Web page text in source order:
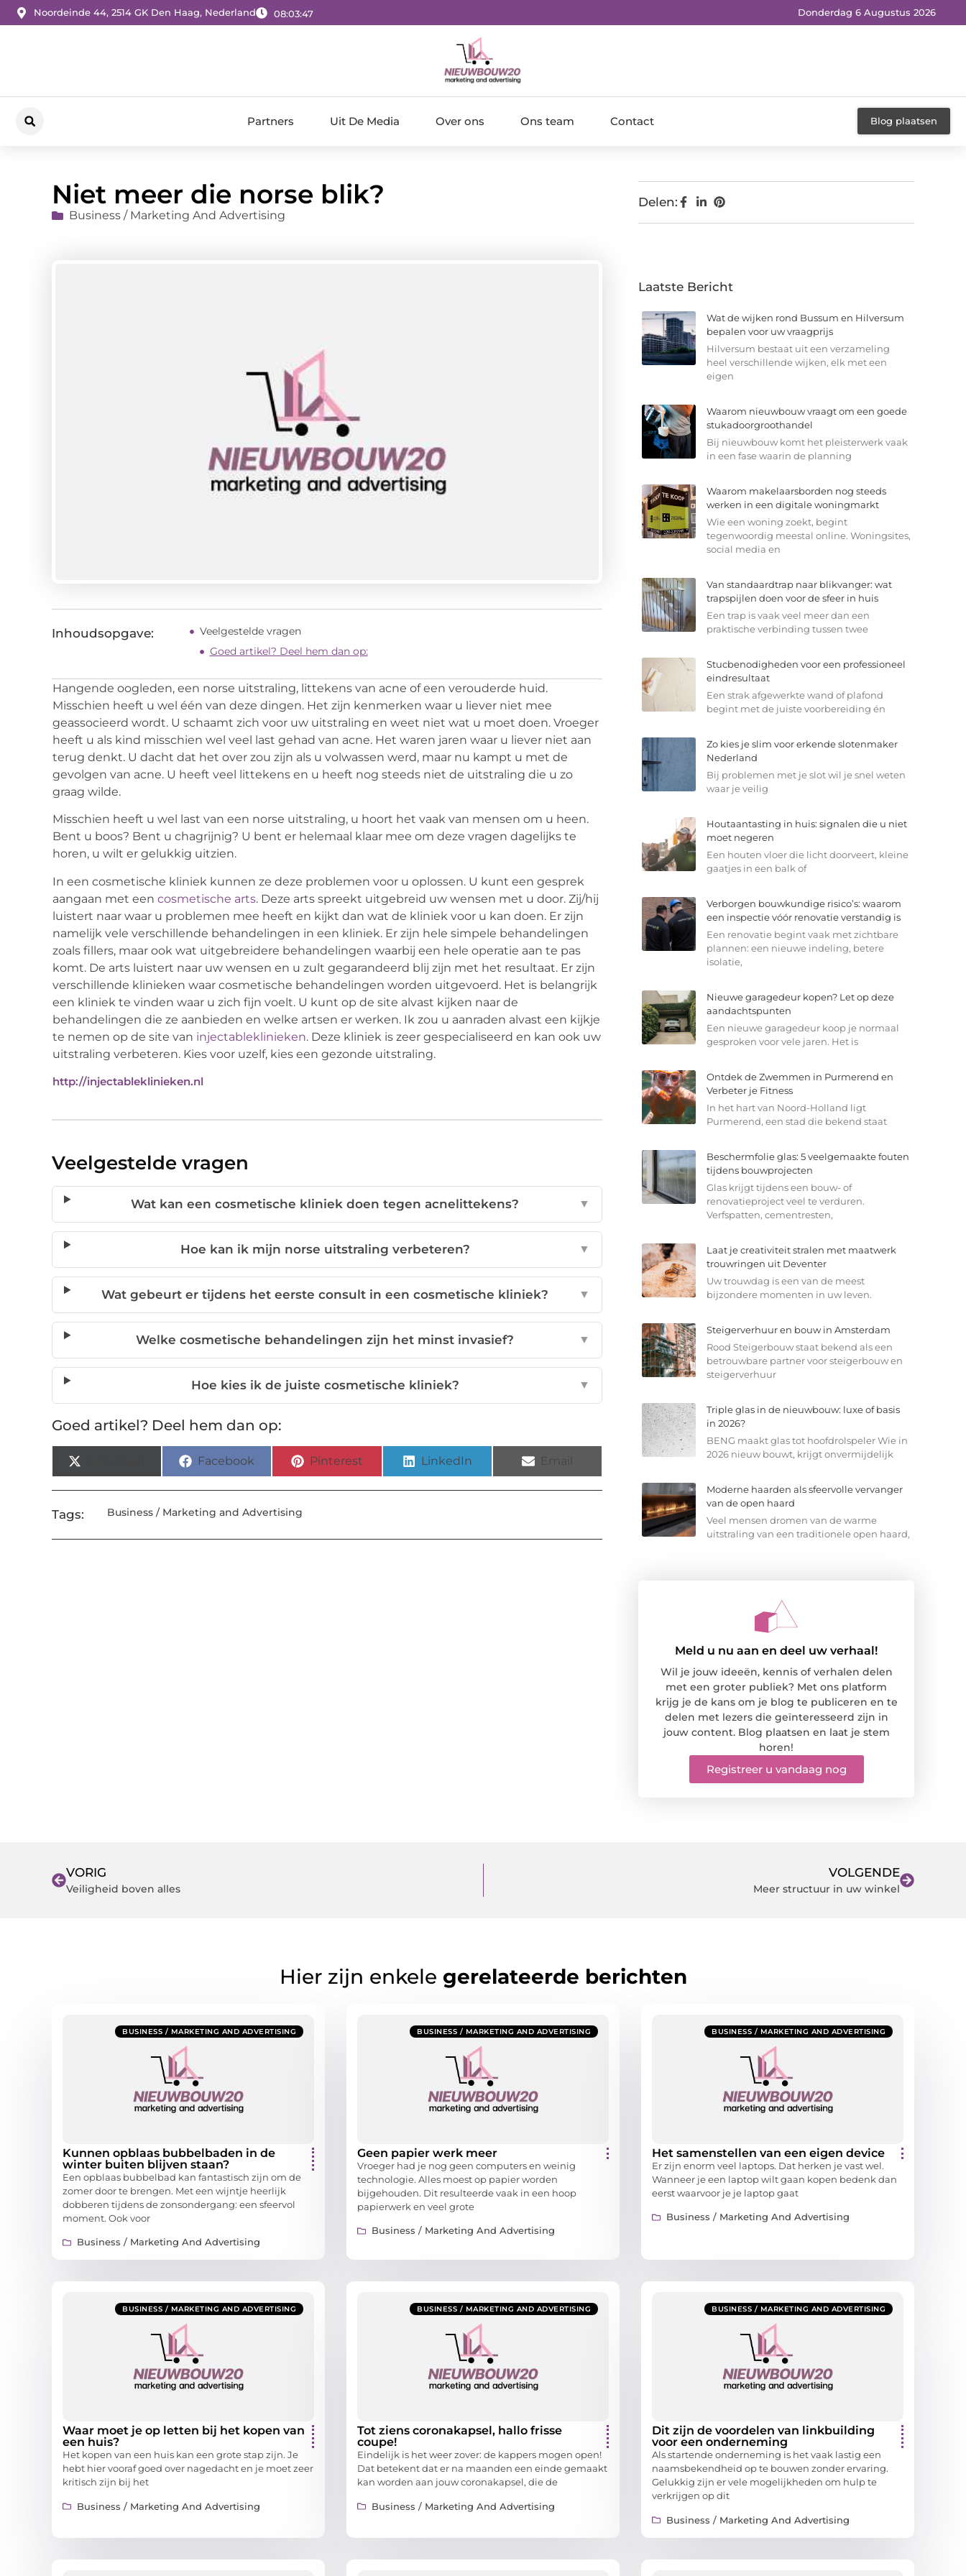
Noordeinde 44, 2514 GK Den Haag, Nederland 08:03:48 Donderdag 6 Augustus 2026
Partners Uit De Media Over ons Ons team Contact Blog plaatsen
Niet meer die norse blik?
Business / Marketing And Advertising
Inhoudsopgave:
Veelgestelde vragen
Goed artikel? Deel hem dan op:
Hangende oogleden, een norse uitstraling, littekens van acne of een verouderde huid.
Misschien heeft u wel één van deze dingen. Het zijn kenmerken waar u liever niet mee
geassocieerd wordt. U schaamt zich voor uw uitstraling en weet niet wat u moet doen. Vroeger
heeft u als kind misschien wel veel last gehad van acne. Het waren jaren waar u liever niet aan
terug denkt. U dacht dat het over zou zijn als u volwassen werd, maar nu kampt u met de
gevolgen van acne. U heeft veel littekens en u heeft nog steeds niet de uitstraling die u zo
graag wilde.
Misschien heeft u wel last van een norse uitstraling, u hoort het vaak van mensen om u heen.
Bent u boos? Bent u chagrijnig? U bent er helemaal klaar mee om deze vragen dagelijks te
horen, u wilt er gelukkig uitzien.
In een cosmetische kliniek kunnen ze deze problemen voor u oplossen. U kunt een gesprek
aangaan met een cosmetische arts. Deze arts spreekt uitgebreid uw wensen met u door. Zij/hij
luistert naar waar u problemen mee heeft en kijkt dan wat de kliniek voor u kan doen. Er zijn
namelijk vele verschillende behandelingen in een kliniek. Er zijn hele simpele behandelingen
zoals fillers, maar ook wat uitgebreidere behandelingen waarbij een hele operatie aan te pas
komt. De arts luistert naar uw wensen en u zult gegarandeerd blij zijn met het resultaat. Er zijn
verschillende klinieken waar cosmetische behandelingen worden uitgevoerd. Het is belangrijk
een kliniek te vinden waar u zich fijn voelt. U kunt op de site alvast kijken naar de
behandelingen die ze aanbieden en welke artsen er werken. Ik zou u aanraden alvast een kijkje
te nemen op de site van injectableklinieken. Deze kliniek is zeer gespecialiseerd en kan ook uw
uitstraling verbeteren. Kies voor uzelf, kies een gezonde uitstraling.
http://injectableklinieken.nl
Veelgestelde vragen
Wat kan een cosmetische kliniek doen tegen acnelittekens? ▼
Hoe kan ik mijn norse uitstraling verbeteren? ▼
Wat gebeurt er tijdens het eerste consult in een cosmetische kliniek? ▼
Welke cosmetische behandelingen zijn het minst invasief? ▼
Hoe kies ik de juiste cosmetische kliniek? ▼
Goed artikel? Deel hem dan op:
Facebook Pinterest LinkedIn
Tags: Business / Marketing and Advertising
Delen:
Laatste Bericht
Wat de wijken rond Bussum en Hilversum
bepalen voor uw vraagprijs
Hilversum bestaat uit een verzameling
heel verschillende wijken, elk met een
eigen
Waarom nieuwbouw vraagt om een goede
stukadoorgroothandel
Bij nieuwbouw komt het pleisterwerk vaak
in een fase waarin de planning
Waarom makelaarsborden nog steeds
werken in een digitale woningmarkt
Wie een woning zoekt, begint
tegenwoordig meestal online. Woningsites,
social media en
Van standaardtrap naar blikvanger: wat
trapspijlen doen voor de sfeer in huis
Een trap is vaak veel meer dan een
praktische verbinding tussen twee
Stucbenodigheden voor een professioneel
eindresultaat
Een strak afgewerkte wand of plafond
begint met de juiste voorbereiding én
Zo kies je slim voor erkende slotenmaker
Nederland
Bij problemen met je slot wil je snel weten
waar je veilig
Houtaantasting in huis: signalen die u niet
moet negeren
Een houten vloer die licht doorveert, kleine
gaatjes in een balk of
Verborgen bouwkundige risico’s: waarom
een inspectie vóór renovatie verstandig is
Een renovatie begint vaak met zichtbare
plannen: een nieuwe indeling, betere
isolatie,
Nieuwe garagedeur kopen? Let op deze
aandachtspunten
Een nieuwe garagedeur koop je normaal
gesproken voor vele jaren. Het is
Ontdek de Zwemmen in Purmerend en
Verbeter je Fitness
In het hart van Noord-Holland ligt
Purmerend, een stad die bekend staat
Beschermfolie glas: 5 veelgemaakte fouten
tijdens bouwprojecten
Glas krijgt tijdens een bouw- of
renovatieproject veel te verduren.
Verfspatten, cementresten,
Laat je creativiteit stralen met maatwerk
trouwringen uit Deventer
Uw trouwdag is een van de meest
bijzondere momenten in uw leven.
Steigerverhuur en bouw in Amsterdam
Rood Steigerbouw staat bekend als een
betrouwbare partner voor steigerbouw en
steigerverhuur
Triple glas in de nieuwbouw: luxe of basis
in 2026?
BENG maakt glas tot hoofdrolspeler Wie in
2026 nieuw bouwt, krijgt onvermijdelijk
Moderne haarden als sfeervolle vervanger
van de open haard
Veel mensen dromen van de warme
uitstraling van een traditionele open haard,
Meld u nu aan en deel uw verhaal!
Wil je jouw ideeën, kennis of verhalen delen
met een groter publiek? Met ons platform
krijg je de kans om je blog te publiceren en te
delen met lezers die geïnteresseerd zijn in
jouw content. Blog plaatsen en laat je stem
horen!
Registreer u vandaag nog
VORIG
Veiligheid boven alles
VOLGENDE
Meer structuur in uw winkel
Hier zijn enkele gerelateerde berichten
BUSINESS / MARKETING AND ADVERTISING
Kunnen opblaas bubbelbaden in de
winter buiten blijven staan?
Een opblaas bubbelbad kan fantastisch zijn om de
zomer door te brengen. Met een wijntje heerlijk
dobberen tijdens de zonsondergang: een sfeervol
moment. Ook voor
Business / Marketing And Advertising
BUSINESS / MARKETING AND ADVERTISING
Geen papier werk meer
Vroeger had je nog geen computers en weinig
technologie. Alles moest op papier worden
bijgehouden. Dit resulteerde vaak in een hoop
papierwerk en veel grote
Business / Marketing And Advertising
BUSINESS / MARKETING AND ADVERTISING
Het samenstellen van een eigen device
Er zijn enorm veel laptops. Dat herken je vast wel.
Wanneer je een laptop wilt gaan kopen bedenk dan
eerst waarvoor je je laptop gaat
Business / Marketing And Advertising
BUSINESS / MARKETING AND ADVERTISING
Waar moet je op letten bij het kopen van
een huis?
Het kopen van een huis kan een grote stap zijn. Je
hebt hier vooraf goed over nagedacht en je moet zeer
kritisch zijn bij het
Business / Marketing And Advertising
BUSINESS / MARKETING AND ADVERTISING
Tot ziens coronakapsel, hallo frisse
coupe!
Eindelijk is het weer zover: de kappers mogen open!
Dat betekent dat er na maanden een einde gemaakt
kan worden aan jouw coronakapsel, die de
Business / Marketing And Advertising
BUSINESS / MARKETING AND ADVERTISING
Dit zijn de voordelen van linkbuilding
voor een onderneming
Als startende onderneming is het vaak lastig een
naamsbekendheid op te bouwen zonder ervaring.
Gelukkig zijn er vele mogelijkheden om hulp te
verkrijgen op dit
Business / Marketing And Advertising